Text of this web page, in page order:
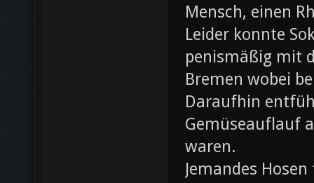
Mensch, einen
Leider konnte
penismäßig mit
Bremen wobei
Daraufhin
Gemüseauflauf
waren.
Jemandes